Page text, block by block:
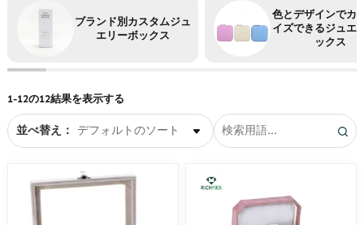
吊り下げ式ジュエリーボックス
回転するジュエリーボックス
ライトボックス
ノベルティ
ブレスレットボックス/バングル
ボックス
メンズ向けカスタムジュエリー
眼鏡類
ネックレスボックス
ペンダントボックス
ブランド別カスタムジュ
エリーボックス
色とデザインでカ
イズできるジュエ
ックス
1-12の12結果を表示する
並べ替え：